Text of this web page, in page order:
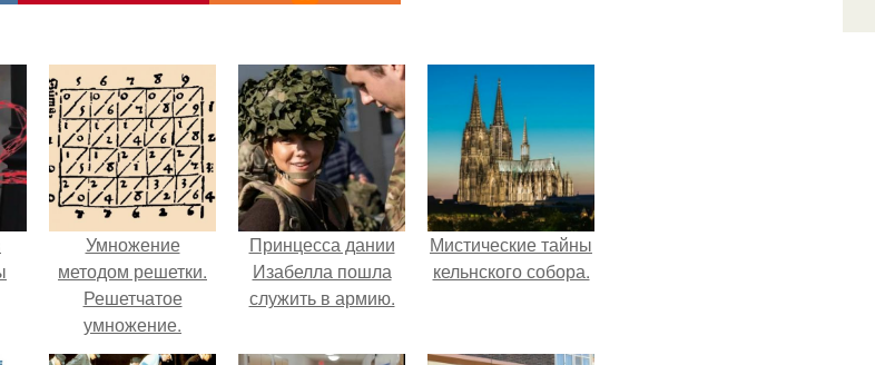
Умножение
методом решетки.
Решетчатое
умножение.
Принцесса дании
Изабелла пошла
служить в армию.
Мистические тайны
кельнского собора.